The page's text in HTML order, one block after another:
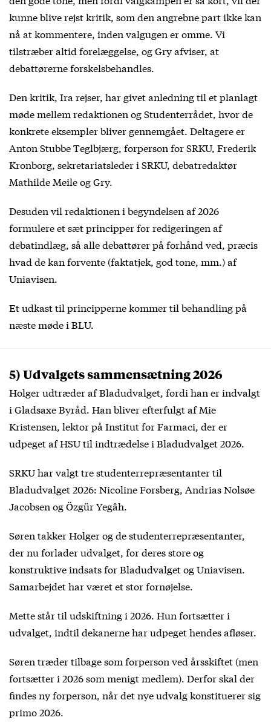
kunne blive rejst kritik, som den angrebne part ikke kan
nå at kommentere, inden valgugen er omme. Vi
tilstræber altid forelæggelse, og Gry afviser, at
debattørerne forskelsbehandles.
Den kritik, Ira rejser, har givet anledning til et planlagt
møde mellem redaktionen og Studenterrådet, hvor de
konkrete eksempler bliver gennemgået. Deltagere er
Anton Stubbe Teglbjærg, forperson for SRKU, Frederik
Kronborg, sekretariatsleder i SRKU, debatredaktør
Mathilde Meile og Gry.
Desuden vil redaktionen i begyndelsen af 2026
formulere et sæt principper for redigeringen af
debatindlæg, så alle debattører på forhånd ved, præcis
hvad de kan forvente (faktatjek, god tone, mm.) af
Uniavisen.
Et udkast til principperne kommer til behandling på
næste møde i BLU.
5) Udvalgets sammensætning 2026
Holger udtræder af Bladudvalget, fordi han er indvalgt
i Gladsaxe Byråd. Han bliver efterfulgt af Mie
Kristensen, lektor på Institut for Farmaci, der er
udpeget af HSU til indtrædelse i Bladudvalget 2026.
SRKU har valgt tre studenterrepræsentanter til
Bladudvalget 2026: Nicoline Forsberg, Andrias Nolsøe
Jacobsen og Özgür Yegâh.
Søren takker Holger og de studenterrepræsentanter,
der nu forlader udvalget, for deres store og
konstruktive indsats for Bladudvalget og Uniavisen.
Samarbejdet har været et stor fornøjelse.
Mette står til udskiftning i 2026. Hun fortsætter i
udvalget, indtil dekanerne har udpeget hendes afløser.
Søren træder tilbage som forperson ved årsskiftet (men
fortsætter i 2026 som menigt medlem). Derfor skal der
findes ny forperson, når det nye udvalg konstituerer sig
primo 2026.